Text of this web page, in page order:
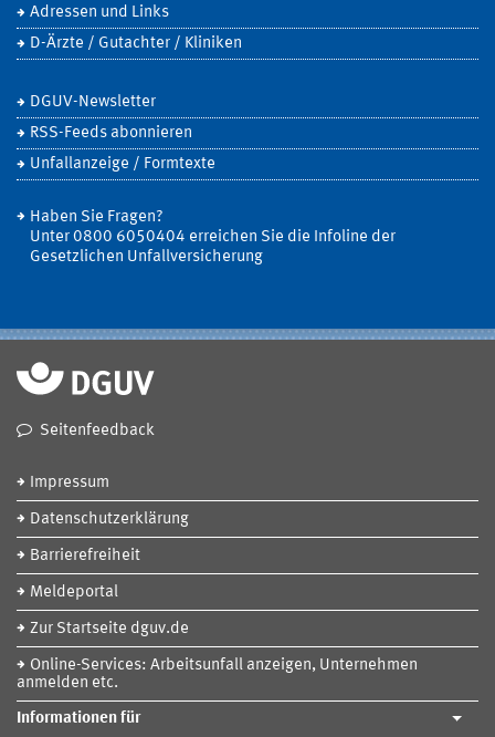
Adressen und Links
D-Ärzte / Gutachter / Kliniken
DGUV-Newsletter
RSS-Feeds abonnieren
Unfallanzeige / Formtexte
Haben Sie Fragen?
Unter 0800 6050404 erreichen Sie die Infoline der
Gesetzlichen Unfallversicherung
Seitenfeedback
Impressum
Datenschutzerklärung
Barrierefreiheit
Meldeportal
Zur Startseite dguv.de
Online-Services: Arbeitsunfall anzeigen, Unternehmen
anmelden etc.
Informationen für